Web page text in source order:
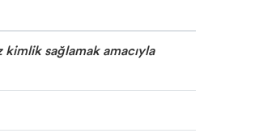
sağlamak amacıyla